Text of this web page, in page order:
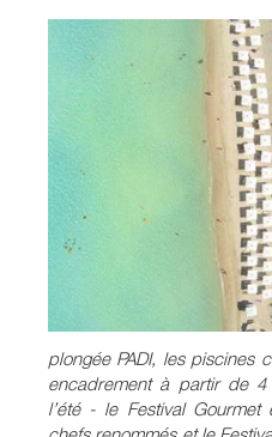
plongée PADI, les piscines
encadrement à partir de
l’été - le Festival